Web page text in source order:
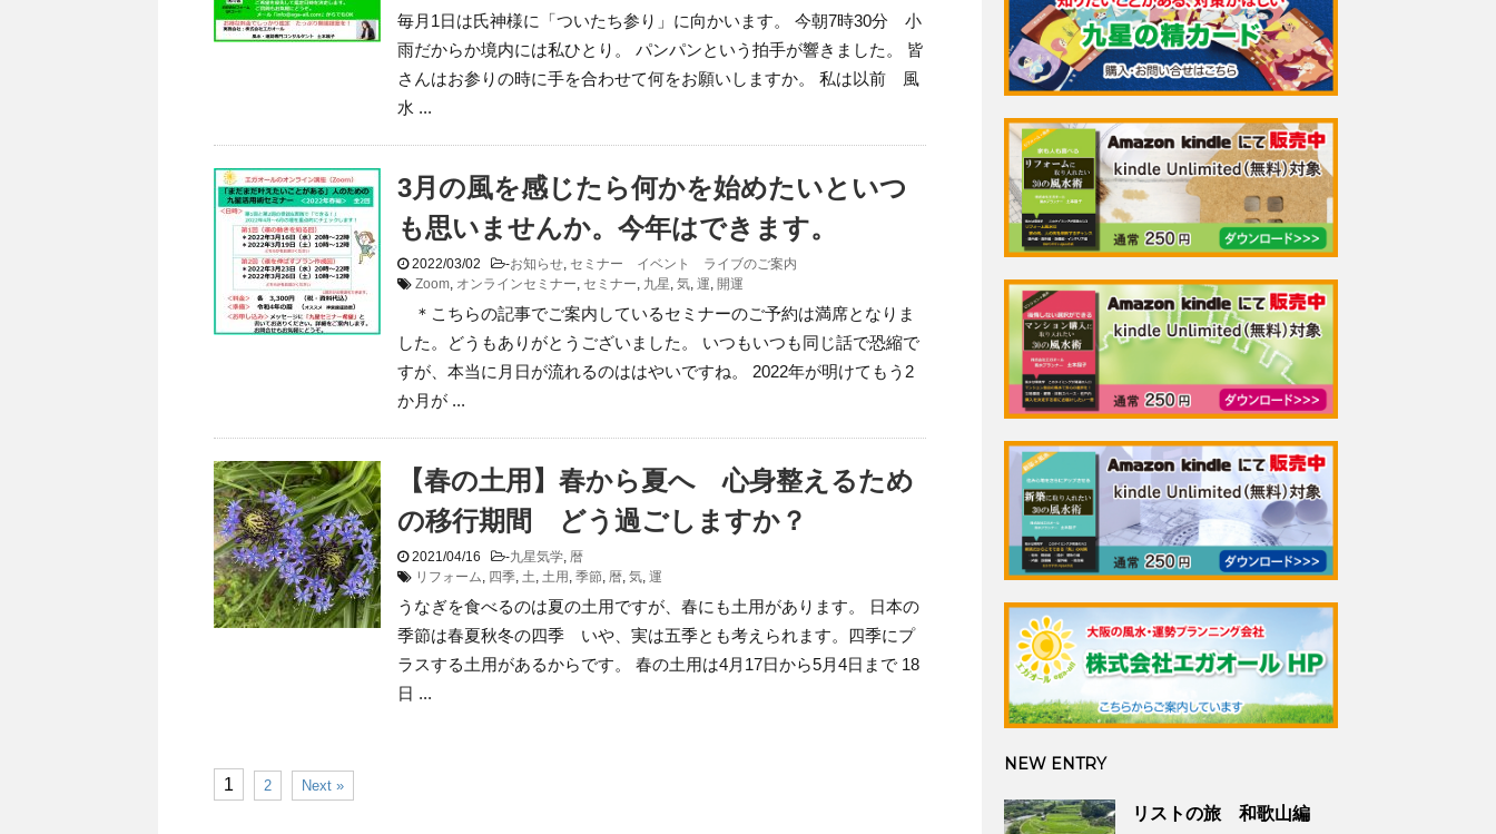
毎月1日は氏神様に「ついたち参り」に向かいます。 今朝7時30分 小
雨だからか境内には私ひとり。 パンパンという拍手が響きました。 皆
さんはお参りの時に手を合わせて何をお願いしますか。 私は以前 風
水 ...
3月の風を感じたら何かを始めたいといつ
も思いませんか。今年はできます。
2022/03/02 -お知らせ, セミナー イベント ライブのご案内
Zoom, オンラインセミナー, セミナー, 九星, 気, 運, 開運
＊こちらの記事でご案内しているセミナーのご予約は満席となりま
した。どうもありがとうございました。 いつもいつも同じ話で恐縮で
すが、本当に月日が流れるのははやいですね。 2022年が明けてもう2
か月が ...
【春の土用】春から夏へ 心身整えるため
の移行期間 どう過ごしますか？
2021/04/16 -九星気学, 暦
リフォーム, 四季, 土, 土用, 季節, 暦, 気, 運
うなぎを食べるのは夏の土用ですが、春にも土用があります。 日本の
季節は春夏秋冬の四季 いや、実は五季とも考えられます。四季にプ
ラスする土用があるからです。 春の土用は4月17日から5月4日まで 18
日 ...
1 2 Next »
NEW ENTRY
リストの旅 和歌山編